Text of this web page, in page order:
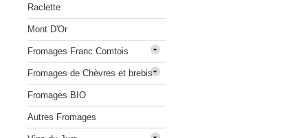
Raclette
Mont D'Or
Fromages Franc Comtois
Fromages de Chèvres et brebis
Fromages BIO
Autres Fromages